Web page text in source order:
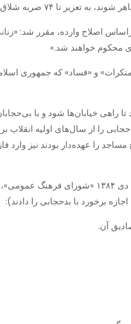
شلاق محکوم خواهند شد.»
اصلاح وارده، مقرر شد:
مقابله با «منکرات» و «فساد» که
خیابان‌ها شود و با بی‌حجابان
را از سال‌های اولیه
را عهده‌دار بودند نیز وارد
ورود خودروهای گشت ارشاد در پی تصویب قانون «عفاف و
برخورد با بدحجابی را دادند):